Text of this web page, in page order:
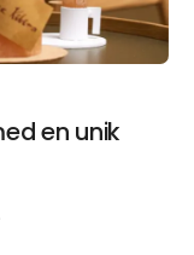
en unik